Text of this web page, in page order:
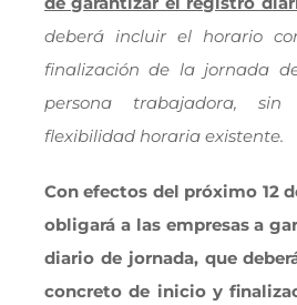
deberá incluir el horario
finalización de la jornada
persona trabajadora,
flexibilidad horaria existente.
Con efectos del próximo 12
obligará a las empresas a
diario de jornada, que
concreto de inicio y